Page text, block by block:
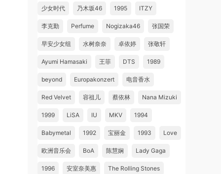
少女时代 乃木坂46 1995 ITZY
李克勤 Perfume Nogizaka46 张国荣
早安少女组 水树奈奈 卓依婷 张敬轩
Ayumi Hamasaki 王菲 DTS 1989
beyond Europakonzert 电音香水
Red Velvet 容祖儿 蔡依林 Nana Mizuki
1999 LiSA IU MKV 1994
Babymetal 1992 宝丽金 1993 Love
欧洲音乐会 BoA 陈慧娴 Lady Gaga
1996 安室奈美惠 The Rolling Stones